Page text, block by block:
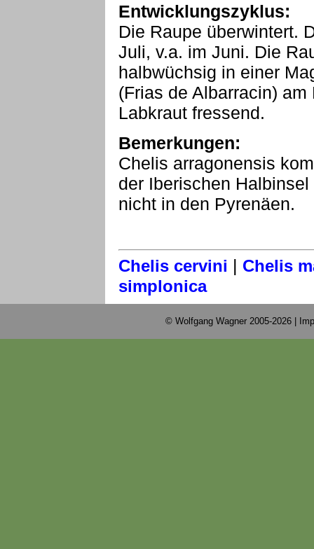
Entwicklungszyklus:
Die Raupe überwintert.
Juli, v.a. im Juni. Die
halbwüchsig in einer
(Frias de Albarracin)
Labkraut fressend.
Bemerkungen:
Chelis arragonensis
der Iberischen
nicht in den Pyrenäen.
Chelis cervini | Chelis
simplonica
© Wolfgang Wagner 2005-2026 |